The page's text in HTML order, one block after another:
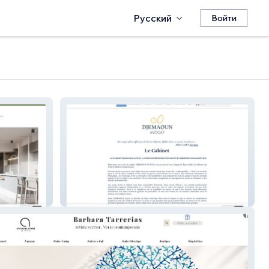
Русский Войти
DJEMAOUN AVOCAT - Paris